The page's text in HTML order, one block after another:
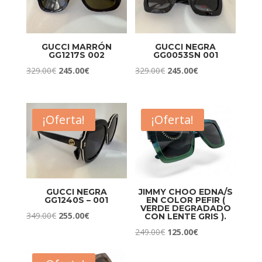
GUCCI MARRÓN
GG1217S 002
329.00€ El
original
era:
329.00€.
245.00€El
actual
245.00€.
GUCCI NEGRA
GG0053SN 001
329.00€ El
era:
329.00€.
245.00€El
245.00€.
¡Oferta!
GUCCI NEGRA
GG1240S – 001
349.00€ El
255.00€El
¡Oferta!
JIMMY CHOO EDNA/S
EN COLOR PEFIR (
VERDE DEGRADADO
CON LENTE GRIS ).
249.00€ El
125.00€El